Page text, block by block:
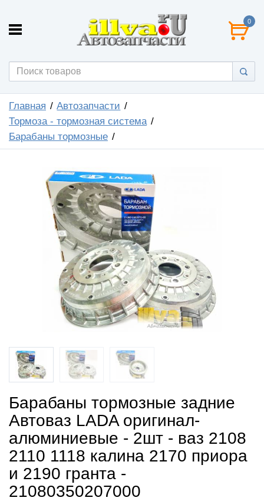
0
Главная
Автозапчасти
Тормоза - тормозная система
Барабаны тормозные
Барабаны тормозные задние
Автоваз LADA оригинал-
алюминиевые - 2шт - ваз 2108
2110 1118 калина 2170 приора
и 2190 гранта -
21080350207000